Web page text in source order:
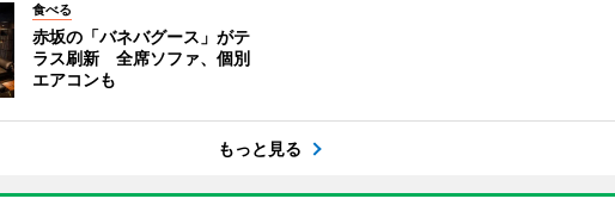
食べる
赤坂の「バネバグース」がテ
ラス刷新 全席ソファ、個別
エアコンも
もっと見る